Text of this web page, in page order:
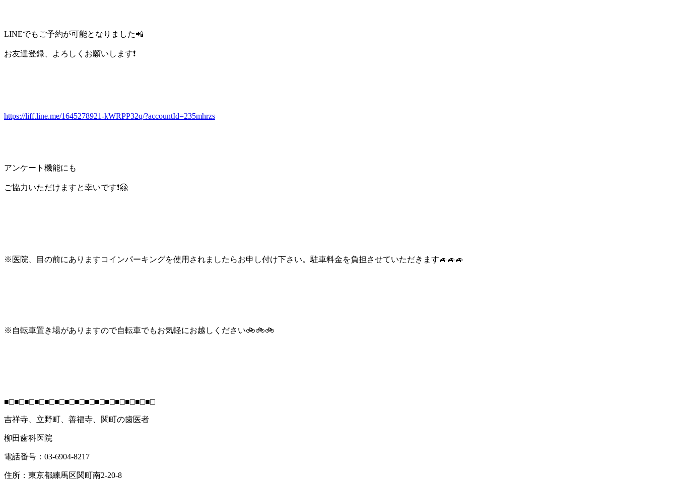
LINEでもご予約が可能となりました📲
お友達登録、よろしくお願いします❗
https://liff.line.me/1645278921-kWRPP32q/?accountId=235mhrzs
アンケート機能にも
ご協力いただけますと幸いです❗🤗
※医院、目の前にありますコインパーキングを使用されましたらお申し付け下さい。駐車料金を負担させていただきます🚙🚙🚙
※自転車置き場がありますので自転車でもお気軽にお越しください🚲️🚲️🚲️
■□■□■□■□■□■□■□■□■□■□■□■□■□■□■□
吉祥寺、立野町、善福寺、関町の歯医者
柳田歯科医院
電話番号：03-6904-8217
住所：東京都練馬区関町南2-20-8